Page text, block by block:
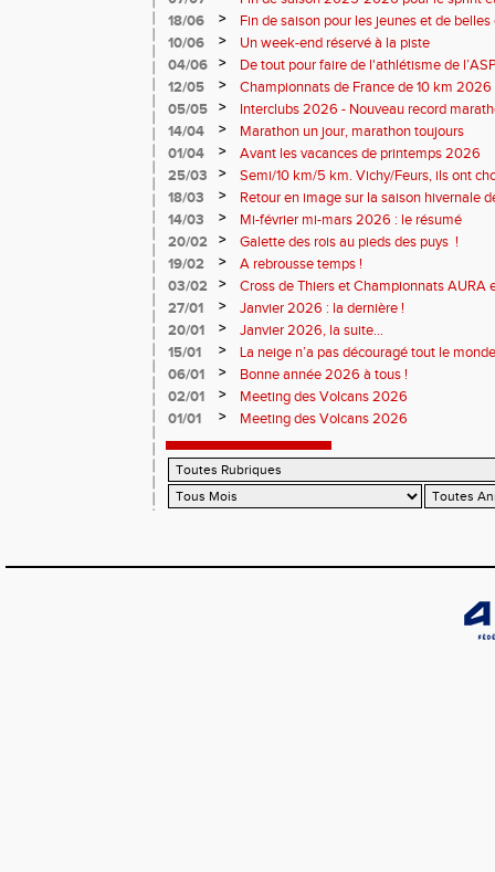
18/06
>
Fin de saison pour les jeunes et de
10/06
>
Un week-end réservé à la piste
04/06
>
De tout pour faire de l'athlétisme de
monde souriant
12/05 >
Championnats de France de 10 km
Soirées piste
05/05 >
Interclubs 2026 - Nouveau record
résultats
14/04 >
Marathon un jour, marathon toujours
01/04
>
Avant les vacances de printemps 2026
25/03
>
Semi/10 km/5 km. Vichy/Feurs, ils ont
18/03
>
Retour en image sur la saison hivernale
14/03
>
Mi-février mi-mars 2026 : le résumé
20/02
>
Galette des rois au pieds des puys !
19/02
>
A rebrousse temps !
03/02
>
Cross de Thiers et Championnats AURA
27/01
>
Janvier 2026 : la dernière !
20/01
>
Janvier 2026, la suite...
15/01
>
La neige n’a pas découragé tout le
06/01
>
Bonne année 2026 à tous !
02/01
>
Meeting des Volcans 2026
01/01
> Meeting des Volcans 2026